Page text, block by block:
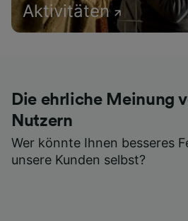
Aktivitäten
Die ehrliche Meinung
Nutzern
Wer könnte Ihnen besseres
unsere Kunden selbst?